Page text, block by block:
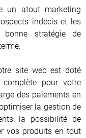
un atout marketing
indécis et les
stratégie de
site web est doté
pour votre
des paiements en
la gestion de
la possibilité de
vos produits en tout